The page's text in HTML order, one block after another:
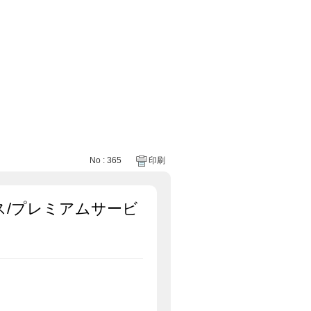
No : 365 印刷
/プレミアムサービ